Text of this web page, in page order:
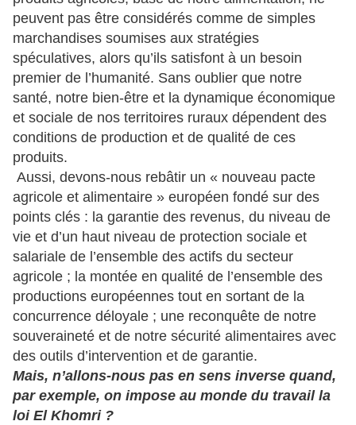
peuvent pas être considérés comme de simples
marchandises soumises aux stratégies
spéculatives, alors qu’ils satisfont à un besoin
premier de l’humanité. Sans oublier que notre
santé, notre bien-être et la dynamique économique
et sociale de nos territoires ruraux dépendent des
conditions de production et de qualité de ces
produits.
Aussi, devons-nous rebâtir un « nouveau pacte
agricole et alimentaire » européen fondé sur des
points clés : la garantie des revenus, du niveau de
vie et d’un haut niveau de protection sociale et
salariale de l’ensemble des actifs du secteur
agricole ; la montée en qualité de l’ensemble des
productions européennes tout en sortant de la
concurrence déloyale ; une reconquête de notre
souveraineté et de notre sécurité alimentaires avec
des outils d’intervention et de garantie.
Mais, n’allons-nous pas en sens inverse quand,
par exemple, on impose au monde du travail la
loi El Khomri ?